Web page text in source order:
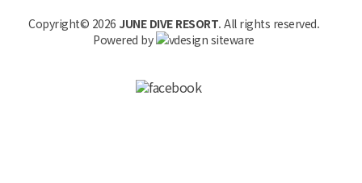
Copyright© 2026 JUNE DIVE RESORT. All rights reserved.
Powered by